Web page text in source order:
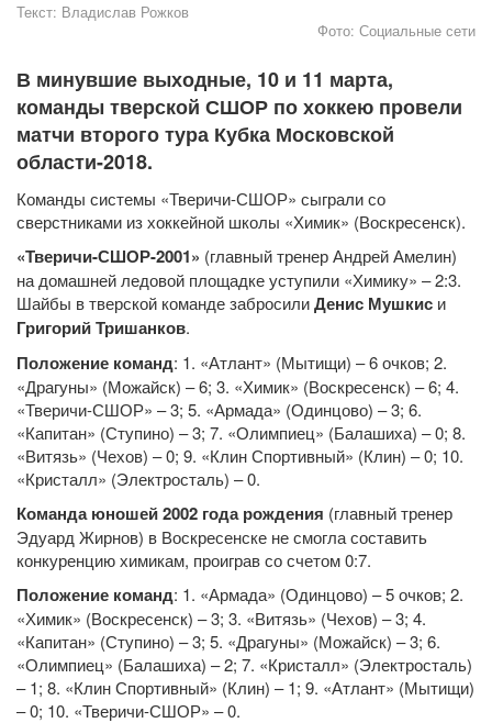
Текст: Владислав Рожков
Фото: Социальные сети
В минувшие выходные, 10 и 11 марта,
команды тверской СШОР по хоккею провели
матчи второго тура Кубка Московской
области-2018.
Команды системы «Тверичи-СШОР» сыграли со
сверстниками из хоккейной школы «Химик» (Воскресенск).
«Тверичи-СШОР-2001» (главный тренер Андрей Амелин)
на домашней ледовой площадке уступили «Химику» – 2:3.
Шайбы в тверской команде забросилиДенис Мушкис и
Григорий Тришанков.
Положение команд: 1. «Атлант» (Мытищи) – 6 очков; 2.
«Драгуны» (Можайск) – 6; 3. «Химик» (Воскресенск) – 6; 4.
«Тверичи-СШОР» – 3; 5. «Армада» (Одинцово) – 3; 6.
«Капитан» (Ступино) – 3; 7. «Олимпиец» (Балашиха) – 0; 8.
«Витязь» (Чехов) – 0; 9. «Клин Спортивный» (Клин) – 0; 10.
«Кристалл» (Электросталь) – 0.
Команда юношей 2002 года рождения (главный тренер
Эдуард Жирнов) в Воскресенске не смогла составить
конкуренцию химикам, проиграв со счетом 0:7.
Положение команд: 1. «Армада» (Одинцово) – 5 очков; 2.
«Химик» (Воскресенск) – 3; 3. «Витязь» (Чехов) – 3; 4.
«Капитан» (Ступино) – 3; 5. «Драгуны» (Можайск) – 3; 6.
«Олимпиец» (Балашиха) – 2; 7. «Кристалл» (Электросталь)
– 1; 8. «Клин Спортивный» (Клин) – 1; 9. «Атлант» (Мытищи)
– 0; 10. «Тверичи-СШОР» – 0.